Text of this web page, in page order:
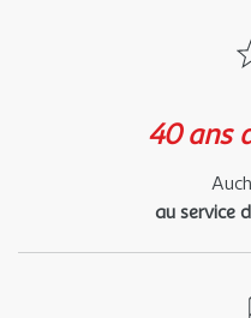
40 ans
au service